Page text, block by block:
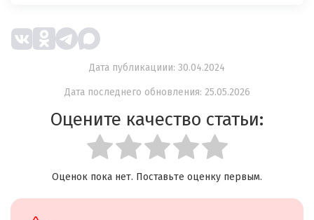
Дата публикациии: 30.04.2024
Дата последнего обновления: 25.05.2026
Оцените качество статьи:
Оценок пока нет. Поставьте оценку первым.